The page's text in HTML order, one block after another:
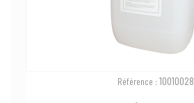
Référence : 10010028